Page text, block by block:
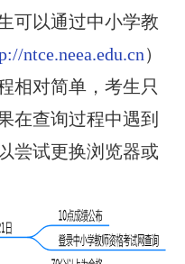
可以通过中小学教
ntce.neea.edu.cn）
相对简单，考生只
在查询过程中遇到
尝试更换浏览器或